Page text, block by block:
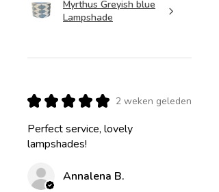
Myrthus Greyish blue
Lampshade
★ ★ ★ ★ ★ 2 weken geleden
Perfect service, lovely
lampshades!
Annalena B.